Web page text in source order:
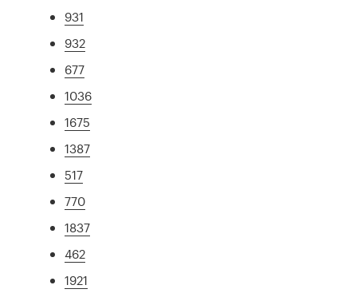
931
932
677
1036
1675
1387
517
770
1837
462
1921